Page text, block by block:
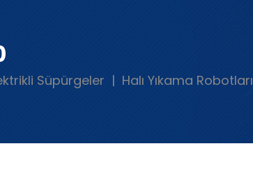
Süpürgeler Halı Yıkama Robotları